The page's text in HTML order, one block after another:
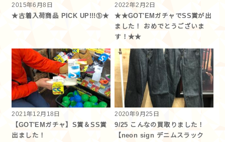
2015年6月8日
★古着入荷商品 PICK UP!!!⑤★
2022年2月2日
★★GOT'EMガチャでSS賞が出
ました！ おめでとうございま
す！★★
2021年12月18日
【GOT'EMガチャ】S賞＆SS賞
出ました！
2020年9月25日
9/25 こんなの買取りました！
【neon sign デニムスラック